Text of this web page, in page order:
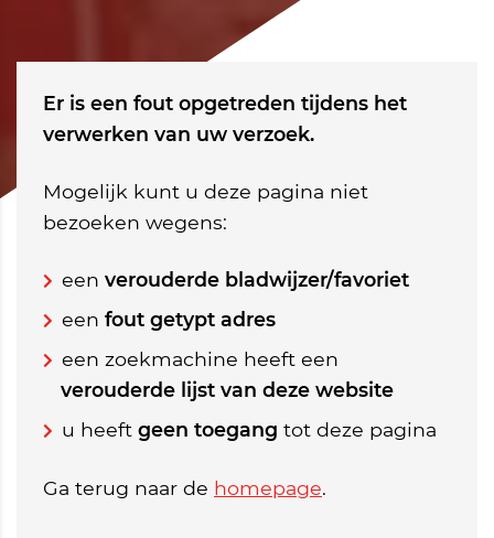
Er is een fout opgetreden tijdens het
verwerken van uw verzoek.
Mogelijk kunt u deze pagina niet
bezoeken wegens:
een verouderde bladwijzer/favoriet
een fout getypt adres
een zoekmachine heeft een
verouderde lijst van deze website
u heeft geen toegang tot deze pagina
Ga terug naar de homepage.